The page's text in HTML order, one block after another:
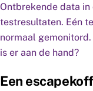
Ontbrekende data in
testresultaten. Eén
normaal
is er aan de hand?
Een